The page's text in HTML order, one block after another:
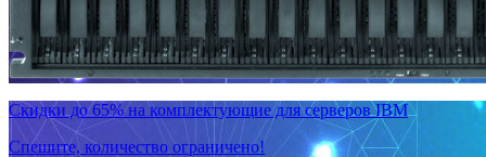
Скидки до 65% на комплектующие для серверов IBM
Спешите, количество ограничено!